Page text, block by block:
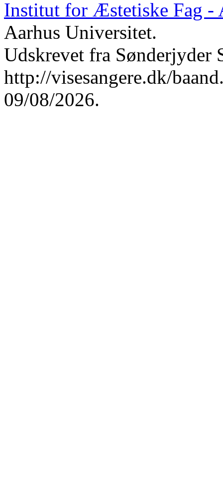
Institut for Æstetiske Fag -
Aarhus Universitet.
Udskrevet fra Sønderjyder
http://visesangere.dk/
09/08/2026.